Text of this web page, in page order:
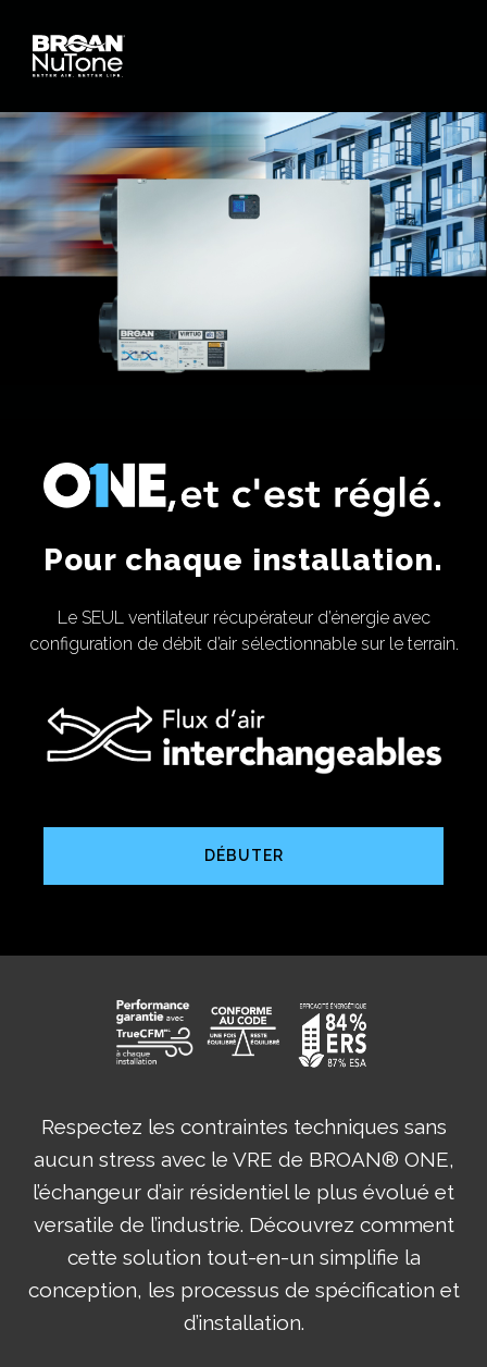
Pour chaque installation.
Le SEUL ventilateur récupérateur d’énergie avec
configuration de débit d’air sélectionnable sur le terrain.
DÉBUTER
Respectez les contraintes techniques sans
aucun stress avec le VRE de BROAN® ONE,
l’échangeur d’air résidentiel le plus évolué et
versatile de l’industrie. Découvrez comment
cette solution tout-en-un simplifie la
conception, les processus de spécification et
d’installation.